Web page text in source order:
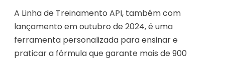
A Linha de Treinamento API, também com
lançamento em outubro de 2024, é uma
ferramenta personalizada para ensinar e
praticar a fórmula que garante mais de 900